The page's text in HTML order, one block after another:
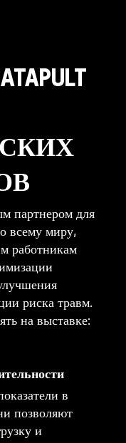
партнером для
всему миру,
работникам
риска травм.
на выставке:
в
позволяют
и